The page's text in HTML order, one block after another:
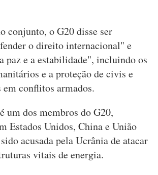
conjunto, o G20 disse ser
o direito internacional" e
paz e a estabilidade", incluindo os
e a proteção de civis e
conflitos armados.
um dos membros do G20,
Estados Unidos, China e União
acusada pela Ucrânia de atacar
vitais de energia.